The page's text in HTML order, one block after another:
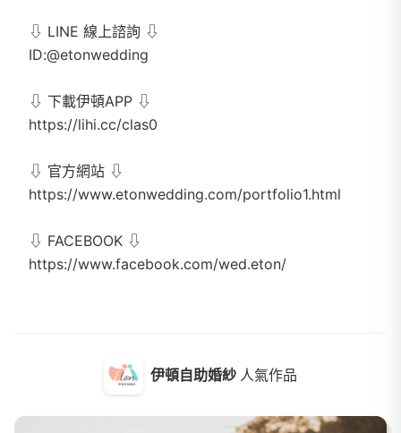
⇩ LINE 線上諮詢 ⇩
ID:@etonwedding
⇩ 下載伊頓APP ⇩
https://lihi.cc/clas0
⇩ 官方網站 ⇩
https://www.etonwedding.com/portfolio1.html
⇩ FACEBOOK ⇩
伊頓自助婚紗 人氣作品